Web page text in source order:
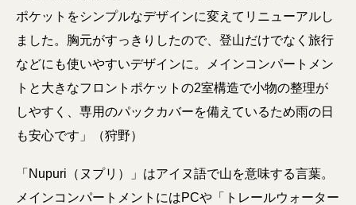
ポケットをシンプルなデザインに変えてリニューアルし
ました。胸元がすっきりしたので、登山だけでなく旅行
などにも使いやすいデザインに。メインコンパートメン
トと大きなフロントポケットの2室構造で小物の整理が
しやすく、専用のパックカバーを備えているため雨の日
も安心です」（狩野）
「Nupuri（ヌプリ）」はアイヌ語で山を意味する言葉。
メインコンパートメントにはPCや「トレールウォーター